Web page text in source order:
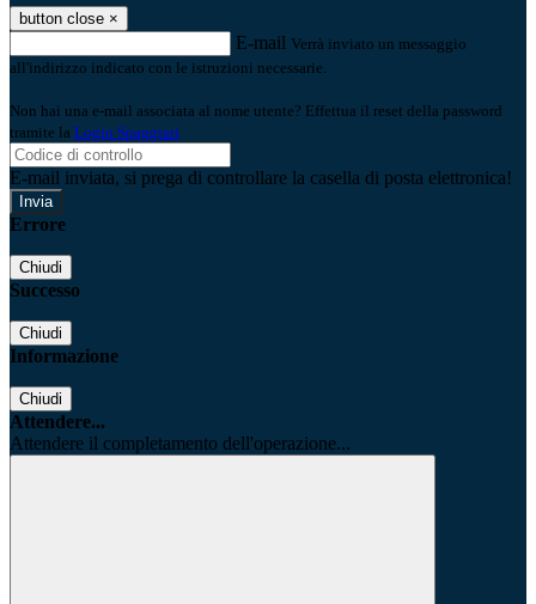
button close ×
E-mail Verrà inviato un messaggio
all'indirizzo indicato con le istruzioni necessarie.
Non hai una e-mail associata al nome utente? Effettua il reset della password
tramite la Login Spaggiari
E-mail inviata, si prega di controllare la casella di posta elettronica!
Errore
Chiudi
Successo
Chiudi
Informazione
Chiudi
Attendere...
Attendere il completamento dell'operazione...